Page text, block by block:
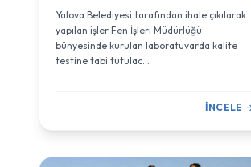
Denetleyecek
Yalova Belediyesi tarafından ihale çıkılarak
yapılan işler Fen İşleri Müdürlüğü
bünyesinde kurulan laboratuvarda kalite
testine tabi tutulac...
İNCELE